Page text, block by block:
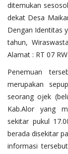
ditemukan
dekat Desa
Dengan Identitas
tahun,
Alamat : RT 07
Penemuan
merupakan
seorang ojek
Kab.Alor yang
sekitar pukul
berada disekitar
informasi